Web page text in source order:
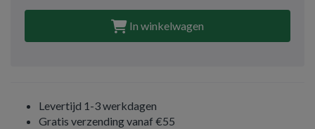
In winkelwagen
Levertijd 1-3 werkdagen
Gratis verzending vanaf €55